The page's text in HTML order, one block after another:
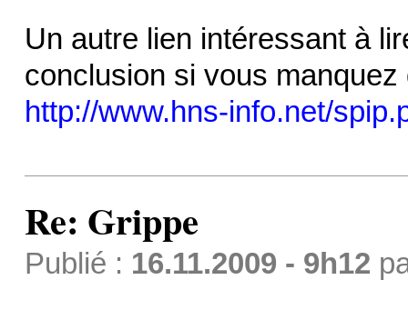
Un autre lien intéressant à
conclusion si vous manquez
http://www.hns-info.net/
Re: Grippe
Publié : 16.11.2009 - 9h12